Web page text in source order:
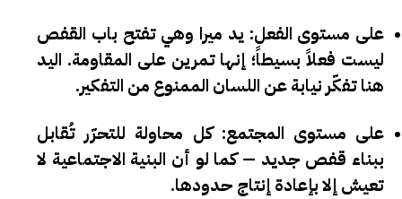
على مستوى الفعل: يد ميرا وهي تفتح باب القفص
ليست فعلاً بسيطاً؛ إنها تمرين على المقاومة. اليد
هنا تفكّر نيابة عن اللسان الممنوع من التفكير.
على مستوى المجتمع: كل محاولة للتحرّر تُقابل
ببناء قفص جديد — كما لو أن البنية الاجتماعية لا
تعيش إلا بإعادة إنتاج حدودها.